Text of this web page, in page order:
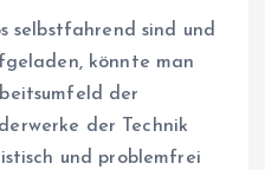
selbstfahrend sind und
könnte man
der
der Technik
und problemfrei